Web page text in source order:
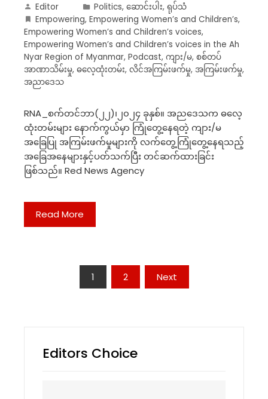
Editor Politics, ဆောင်းပါး, ရုပ်သံ
Empowering, Empowering Women’s and Children’s,
Empowering Women’s and Children’s voices,
Empowering Women’s and Children’s voices in the Ah
Nyar Region of Myanmar, Podcast, ကျား/မ, စစ်တပ်
အာဏာသိမ်းမှု, ဓလေ့ထုံးတမ်း, လိင်အကြမ်းဖက်မှု, အကြမ်းဖက်မှု,
အညာဒေသ
RNA_စက်တင်ဘာ(၂၂)၊၂၀၂၄ ခုနှစ်။ အညဒေသက ဓလေ့
ထုံးတမ်းများ နောက်ကွယ်မှာ ကြုံတွေ့နေရတဲ့ ကျား/မ
အခြေပြု အကြမ်းဖက်မှုများကို လက်တွေ့ကြုံတွေ့နေရသည့်
အခြေအနေများနှင့်ပတ်သက်ပြီး တင်ဆက်ထားခြင်း
ဖြစ်သည်။ Red News Agency
Read More
navigation
1 2 Next
Editors Choice